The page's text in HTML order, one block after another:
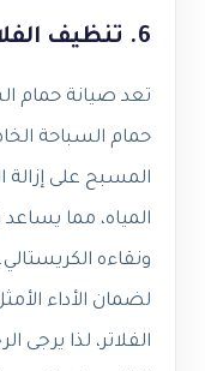
6. تنظيف الفلاتر شهريا
تعد صيانة حمام
حمام السباحة
المسبح على
المياه، مما
ونقاءه
لضمان الأداء
الفلاتر، لذا يرجى